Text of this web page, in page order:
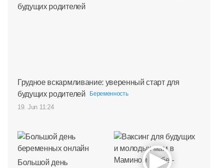
Грудное вскармливание: уверенный старт для
будущих родителей
Беременность
19. Jun 11:24
Большой день